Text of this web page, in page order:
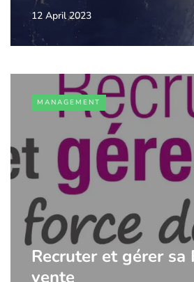
12 April 2023
MANAGEMENT
Recruter et gérer sa
vente